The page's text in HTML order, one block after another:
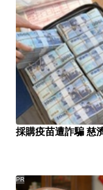
採購疫苗遭詐騙 慈
PR